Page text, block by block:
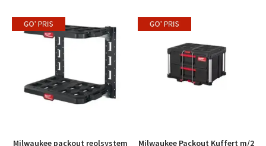
Milwaukee packout reolsystem
Milwaukee Packout Kuffert m/2